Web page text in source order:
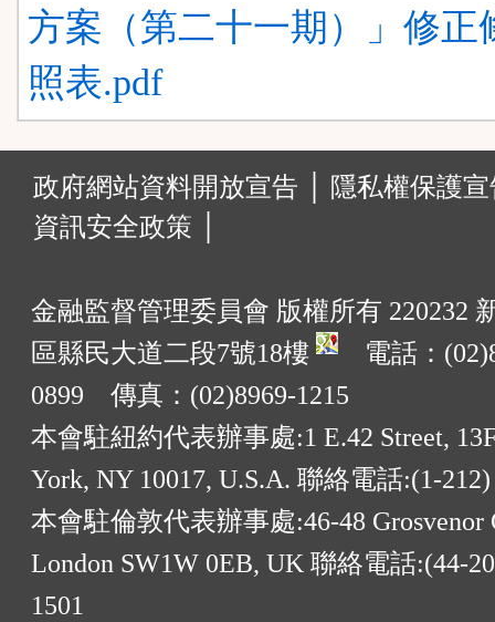
方案（第二十一期）」修正
照表.pdf
政府網站資料開放宣告 │
隱私權保護
資訊安全政策 │
金融監督管理委員會 版權所有 220232
區縣民大道二段7號18樓
電話：
0899 傳真：(02)8969-1215
本會駐紐約代表辦事處:1 E.42 Street,
York, NY 10017, U.S.A. 聯絡電話:(1-212)
本會駐倫敦代表辦事處:46-48 Grosvenor
London SW1W 0EB, UK 聯絡電話:(44-
1501